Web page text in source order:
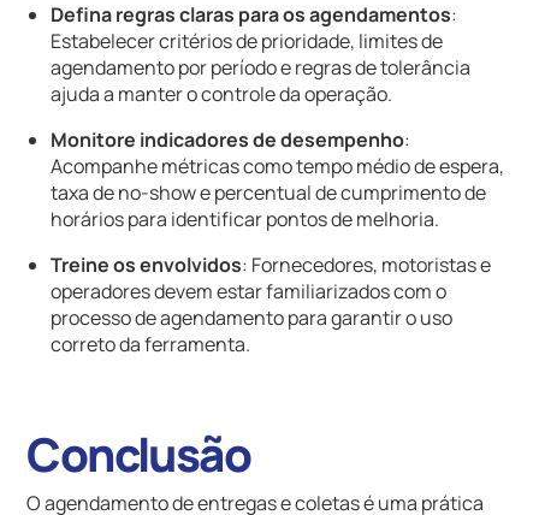
Defina regras claras para os agendamentos:
Estabelecer critérios de prioridade, limites de
agendamento por período e regras de tolerância
ajuda a manter o controle da operação.
Monitore indicadores de desempenho:
Acompanhe métricas como tempo médio de espera,
taxa de no-show e percentual de cumprimento de
horários para identificar pontos de melhoria.
Treine os envolvidos: Fornecedores, motoristas e
operadores devem estar familiarizados com o
processo de agendamento para garantir o uso
correto da ferramenta.
Conclusão
O agendamento de entregas e coletas é uma prática